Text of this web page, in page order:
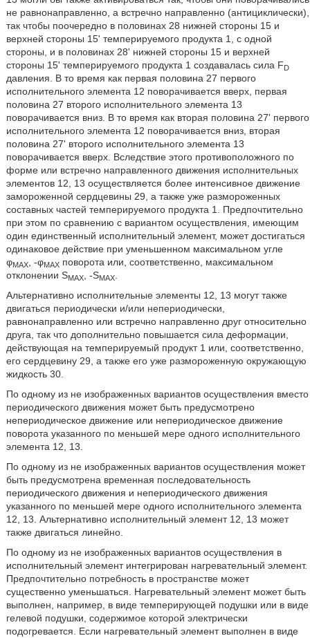
не равнонаправленно, а встречно направленно (антициклически),
так чтобы поочередно в половинах 28 нижней стороны 15 и
верхней стороны 15' темперируемого продукта 1, с одной
стороны, и в половинах 28' нижней стороны 15 и верхней
стороны 15' темперируемого продукта 1 создавалась сила FD
давления. В то время как первая половина 27 первого
исполнительного элемента 12 поворачивается вверх, первая
половина 27 второго исполнительного элемента 13
поворачивается вниз. В то время как вторая половина 27' первого
исполнительного элемента 12 поворачивается вниз, вторая
половина 27' второго исполнительного элемента 13
поворачивается вверх. Вследствие этого противоположного по
форме или встречно направленного движения исполнительных
элементов 12, 13 осуществляется более интенсивное движение
замороженной сердцевины 29, а также уже размороженных
составных частей темперируемого продукта 1. Предпочтительно
при этом по сравнению с вариантом осуществления, имеющим
один единственный исполнительный элемент, может достигаться
одинаковое действие при уменьшенном максимальном угле
φMAX, -φMAXповорота или, соответственно, максимальном
отклонении SMAX, -SMAX.
Альтернативно исполнительные элементы 12, 13 могут также
двигаться периодически и/или непериодически,
равнонаправленно или встречно направленно друг относительно
друга, так что дополнительно повышается сила деформации,
действующая на темперируемый продукт 1 или, соответственно,
его сердцевину 29, а также его уже размороженную окружающую
жидкость 30.
По одному из не изображенных вариантов осуществления вместо
периодического движения может быть предусмотрено
непериодическое движение или непериодическое движение
поворота указанного по меньшей мере одного исполнительного
элемента 12, 13.
По одному из не изображенных вариантов осуществления может
быть предусмотрена временная последовательность
периодического движения и непериодического движения
указанного по меньшей мере одного исполнительного элемента
12, 13. Альтернативно исполнительный элемент 12, 13 может
также двигаться линейно.
По одному из не изображенных вариантов осуществления в
исполнительный элемент интегрирован нагревательный элемент.
Предпочтительно потребность в пространстве может
существенно уменьшаться. Нагревательный элемент может быть
выполнен, например, в виде темперирующей подушки или в виде
гелевой подушки, содержимое которой электрически
подогревается. Если нагревательный элемент выполнен в виде